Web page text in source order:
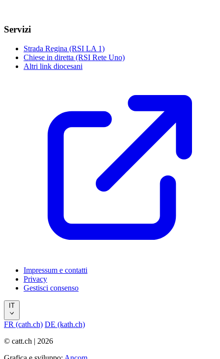
Servizi
Strada Regina (RSI LA 1)
Chiese in diretta (RSI Rete Uno)
Altri link diocesani
Impressum e contatti
Privacy
Gestisci consenso
IT
FR (cath.ch) DE (kath.ch)
© catt.ch | 2026